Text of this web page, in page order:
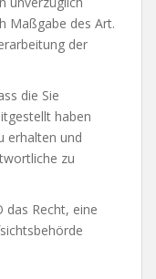
Maßgabe des Art.
der
die Sie
haben
erhalten und
zu
das Recht, eine